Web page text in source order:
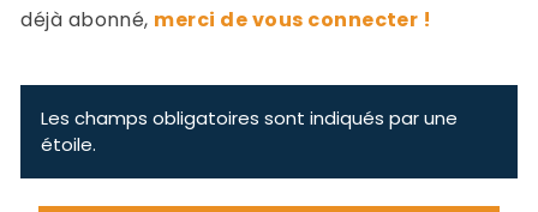
déjà abonné, merci de vous connecter !
Les champs obligatoires sont indiqués par une
étoile.